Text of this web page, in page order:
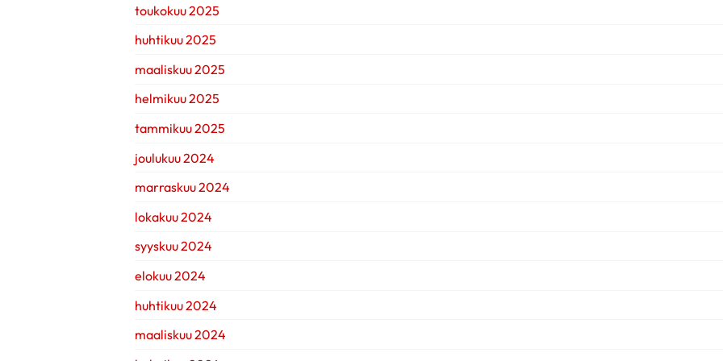
toukokuu 2025
huhtikuu 2025
maaliskuu 2025
helmikuu 2025
tammikuu 2025
joulukuu 2024
marraskuu 2024
lokakuu 2024
syyskuu 2024
elokuu 2024
huhtikuu 2024
maaliskuu 2024